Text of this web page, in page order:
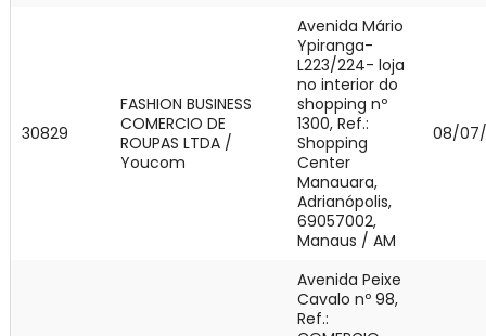
30829
FASHION BUSINESS
COMERCIO DE
ROUPAS LTDA /
Youcom
Avenida Mário
Ypiranga-
L223/224- loja
no interior do
shopping nº
1300, Ref.:
Shopping
Center
Manauara,
Adrianópolis,
69057002,
Manaus / AM
08/
Avenida Peixe
Cavalo nº 98,
Ref.: